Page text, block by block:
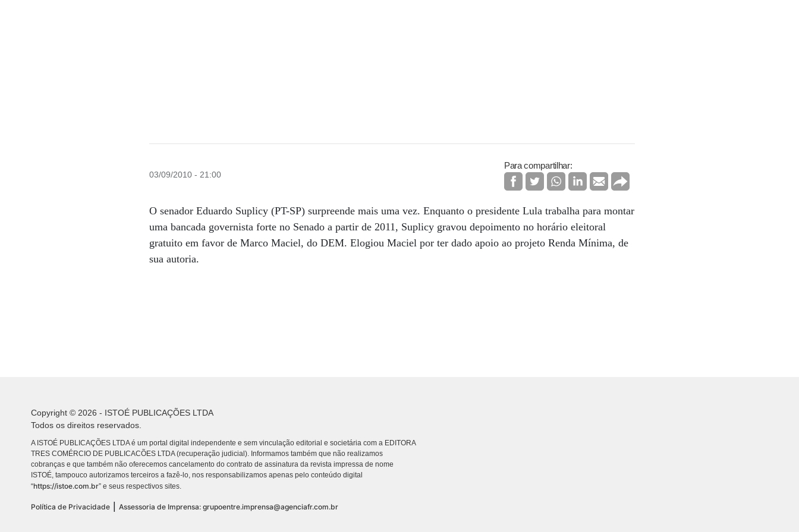
03/09/2010 - 21:00
Para compartilhar:
O senador Eduardo Suplicy (PT-SP) surpreende mais uma vez. Enquanto o presidente Lula trabalha para montar
uma bancada governista forte no Senado a partir de 2011, Suplicy gravou depoimento no horário eleitoral
gratuito em favor de Marco Maciel, do DEM. Elogiou Maciel por ter dado apoio ao projeto Renda Mínima, de
sua autoria.
Copyright © 2026 - ISTOÉ PUBLICAÇÕES LTDA
Todos os direitos reservados.
A ISTOÉ PUBLICAÇÕES LTDA é um portal digital independente e sem vinculação editorial e societária com a EDITORA
TRES COMÉRCIO DE PUBLICACÕES LTDA (recuperação judicial). Informamos também que não realizamos
cobranças e que também não oferecemos cancelamento do contrato de assinatura da revista impressa de nome
ISTOÉ, tampouco autorizamos terceiros a fazê-lo, nos responsabilizamos apenas pelo conteúdo digital
“https://istoe.com.br” e seus respectivos sites.
Política de Privacidade Assessoria de Imprensa: grupoentre.imprensa@agenciafr.com.br